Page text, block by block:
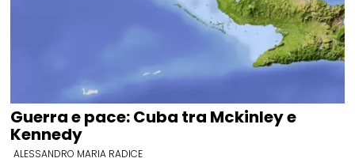
Guerra e pace: Cuba tra Mckinley e
Kennedy
ALESSANDRO MARIA RADICE